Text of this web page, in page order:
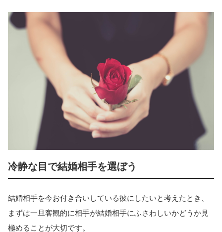
冷静な目で結婚相手を選ぼう
結婚相手を今お付き合いしている彼にしたいと考えたとき、
まずは一旦客観的に相手が結婚相手にふさわしいかどうか見
極めることが大切です。